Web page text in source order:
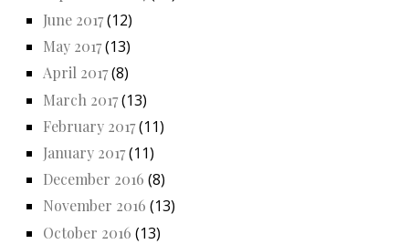
June 2017(12)
May 2017(13)
April 2017(8)
March 2017(13)
February 2017(11)
January 2017(11)
December 2016 (8)
November 2016 (13)
October 2016 (13)